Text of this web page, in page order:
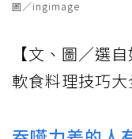
圖／ingimage
【文、圖／選
軟食料理技巧大